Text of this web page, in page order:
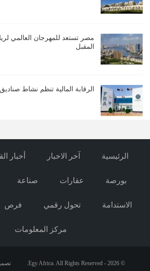
مصر تستعد للمهرجان العالمي
المقبل
الرقابة المالية تنظم نشاط
الرئيسية آخر الاخبار أخبار
بورصة عقارات صناعة
الاستدامة تحول رقمي فرص
مركز المعلومات
© 2026 - Egy Africa. All Rights Reserved.